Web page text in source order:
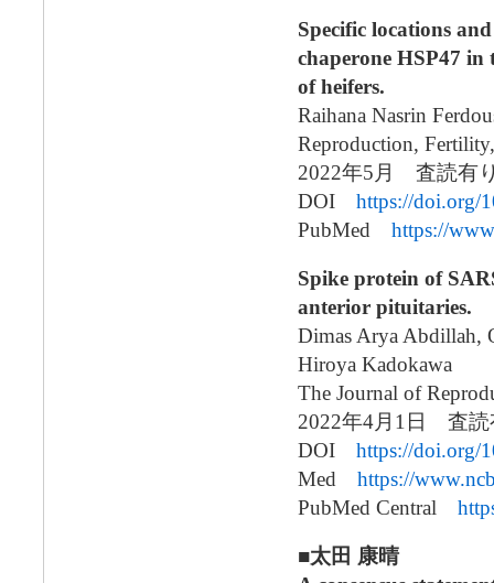
Specific locations
chaperone HSP47 in
of heifers.
Raihana Nasrin
Reproduction,
2022年5月 査読
DOI https://doi.org/
PubMed https://
Spike protein of
anterior pituitaries.
Dimas Arya Abdillah,
Hiroya Kadokawa
The Journal of
2022年4月1日 査
DOI https://doi.org/
Med https://
PubMed Central
■太田 康晴